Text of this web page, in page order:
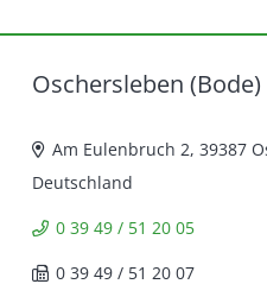
Oschersleben (Bode)
Am Eulenbruch 2, 39387
Deutschland
0 39 49 / 51 20 05
0 39 49 / 51 20 07